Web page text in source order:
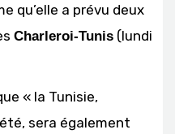
qu’elle a prévu deux
Charleroi-Tunis (lundi
« la Tunisie,
sera également